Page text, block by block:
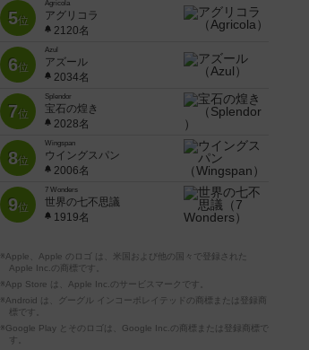
5位
Agricola
アグリコラ
2120名
6位
Azul
アズール
2034名
7位
Splendor
宝石の煌き
2028名
8位
Wingspan
ウイングスパン
2006名
9位
7 Wonders
世界の七不思議
1919名
※Apple、Apple のロゴ は、米国および他の国々で登録された
Apple Inc.の商標です。
※App Store は、Apple Inc.のサービスマークです。
※Android は、グーグル インコーポレイテッドの商標または登録商
標です。
※Google Play とそのロゴは、Google Inc.の商標または登録商標で
す。